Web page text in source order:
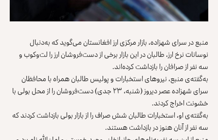
منبع در سرای شهزاده، بازار مرکزی ارز افغانستان می‌گوید که به‌دنبال
نوسانات نرخ ارز، طالبان در این بازار برخی از دست‌فروشان ارز را لت‌وکوب و
سه نفر از صرافان را بازداشت کرده‌اند.
به‌گفته‌ی منبع، نیروهای استخبارات و پولیس طالبان همراه با محافظان
سرای شهزاده عصر دیروز (شنبه، ۲۳ جدی) دست‌فروشان را از محل بولی با
خشونت اخراج کردند.
به‌گفته‌ی او، استخبارات طالبان شش صراف را از بازار بولی بازداشت کردند که
سه نفر از آنان هنوز در بازداشت هستند.